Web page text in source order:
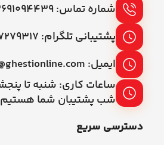
شماره تماس: ۰۲۶۹۱۰۹۴۴۳۹
پشتیبانی تلگرام: ۰۹۰۵۷۲۷۹۳۱۷
ایمیل: info@ghestionline.com
شب پشتیبان شما هستیم
دسترسی سریع